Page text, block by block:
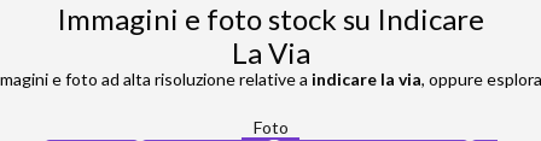
Immagini e foto stock su Indicare
La Via
e foto ad alta risoluzione relative a indicare la via, oppure
Foto